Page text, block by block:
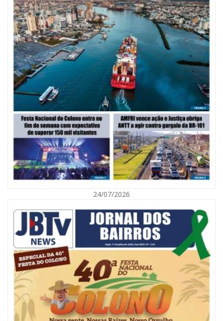
06/08/2026 | 10:02
Audiência pública debate Programa Municipal de Habitação de Interesse
Social em Itajaí
24/07/2026